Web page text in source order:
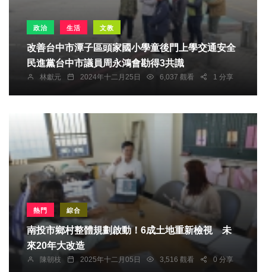
政治 生活 文教
改善台中市潭子區頭家國小學童後門上學交通安全
民進黨台中市議員周永鴻會勘得3共識
林獻元 2024年十二月25日 6,037 觀看 1 分享
熱門 綜合
南投市鄉村整體規劃啟動！6成土地重新檢視 未
來20年大改造
陳朝枝 2025年十二月05日 3,516 觀看 0 分享